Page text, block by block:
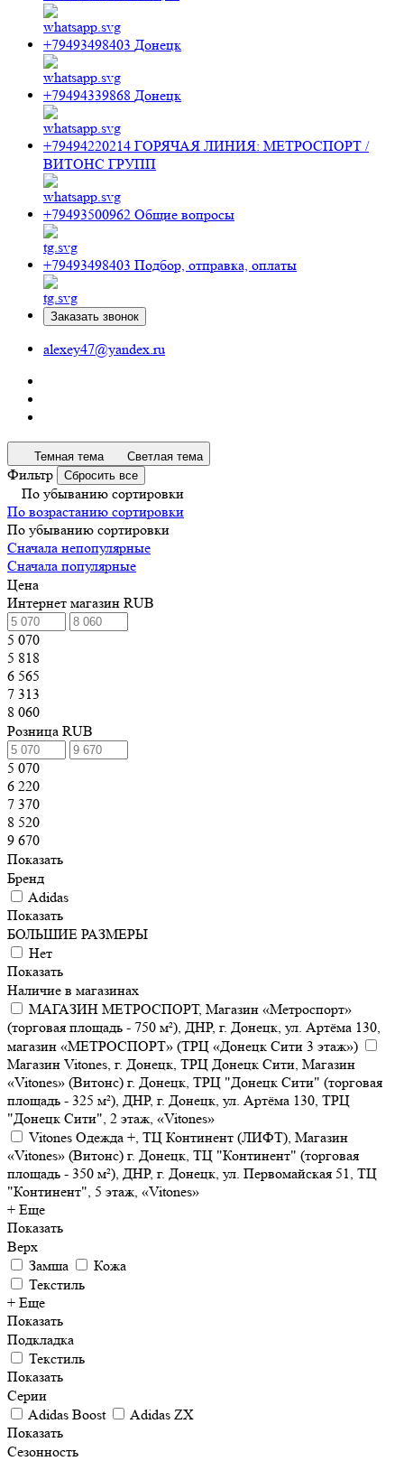
+79493498403 Донецк
+79494339868 Донецк
+79494220214 ГОРЯЧАЯ ЛИНИЯ: МЕТРОСПОРТ /
ВИТОНС ГРУПП
+79493500962 Общие вопросы
+79493498403 Подбор, отправка, оплаты
Заказать звонок
alexey47@yandex.ru
Темная тема Светлая тема
Фильтр Сбросить все
По убыванию сортировки
По возрастанию сортировки
По убыванию сортировки
Сначала непопулярные
Сначала популярные
Цена
Интернет магазин RUB
5 070
5 818
6 565
7 313
8 060
Розница RUB
5 070
6 220
7 370
8 520
9 670
Показать
Бренд
Adidas
Показать
БОЛЬШИЕ РАЗМЕРЫ
Нет
Показать
Наличие в магазинах
МАГАЗИН МЕТРОСПОРТ, Магазин «Метроспорт»
(торговая площадь - 750 м²), ДНР, г. Донецк, ул. Артёма 130,
магазин «МЕТРОСПОРТ» (ТРЦ «Донецк Сити 3 этаж»)
Магазин Vitones, г. Донецк, ТРЦ Донецк Сити, Магазин
«Vitones» (Витонс) г. Донецк, ТРЦ "Донецк Сити" (торговая
площадь - 325 м²), ДНР, г. Донецк, ул. Артёма 130, ТРЦ
"Донецк Сити", 2 этаж, «Vitones»
Vitones Одежда +, ТЦ Континент (ЛИФТ), Магазин
«Vitones» (Витонс) г. Донецк, ТЦ "Континент" (торговая
площадь - 350 м²), ДНР, г. Донецк, ул. Первомайская 51, ТЦ
"Континент", 5 этаж, «Vitones»
+ Еще
Показать
Верх
Замша
Кожа
Текстиль
+ Еще
Показать
Подкладка
Текстиль
Показать
Серии
Adidas Boost
Adidas ZX
Показать
Сезонность